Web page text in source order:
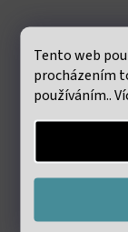
Tento web
procházením
používáním..